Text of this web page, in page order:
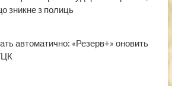
зникне з полиць
автоматично: «Резерв+» оновить